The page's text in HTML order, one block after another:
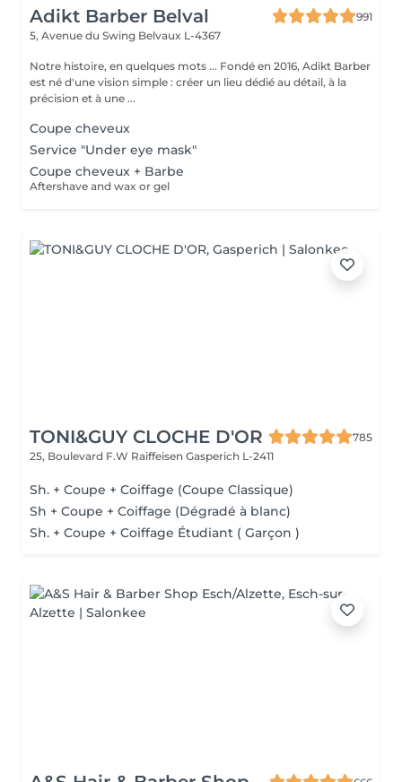
Adikt Barber Belval
991
5, Avenue du Swing Belvaux L-4367
Notre histoire, en quelques mots ... Fondé en 2016, Adikt Barber
est né d'une vision simple : créer un lieu dédié au détail, à la
précision et à une ...
Coupe cheveux
Service "Under eye mask"
Coupe cheveux + Barbe
Aftershave and wax or gel
TONI&GUY CLOCHE D'OR
785
25, Boulevard F.W Raiffeisen Gasperich L-2411
Sh. + Coupe + Coiffage (Coupe Classique)
Sh + Coupe + Coiffage (Dégradé à blanc)
Sh. + Coupe + Coiffage Étudiant ( Garçon )